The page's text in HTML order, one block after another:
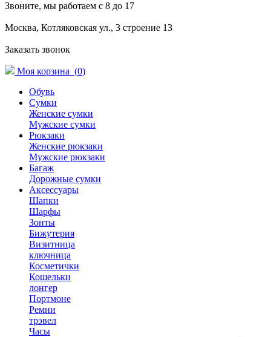
Звоните, мы работаем с 8 до 17
Москва, Котляковская ул., 3 строение 13
Заказать звонок
Моя корзина (0)
Обувь
Сумки
Женские сумки
Мужские сумки
Рюкзаки
Женские рюкзаки
Мужские рюкзаки
Багаж
Дорожные сумки
Аксессуары
Шапки
Шарфы
Зонты
Бижутерия
Визитница
ключница
Косметички
Кошельки
лонгер
Портмоне
Ремни
трэвел
Часы